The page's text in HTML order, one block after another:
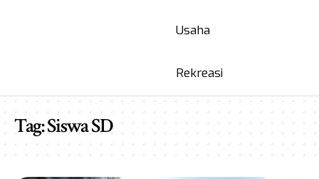
Usaha
Rekreasi
Tag:Siswa SD